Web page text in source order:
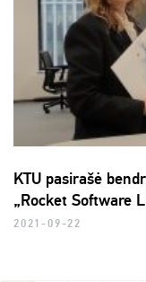
KTU pasirašė
„Rocket Software
2021-09-22